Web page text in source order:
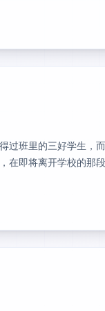
班里的三好学生，
即将离开学校的那